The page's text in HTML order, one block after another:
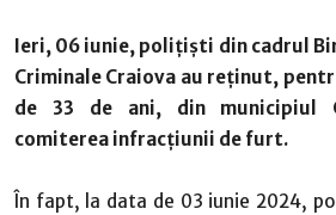
Ieri, 06 iunie, polițiști din cadrul
Criminale Craiova au reținut,
de 33 de ani, din municipiul
comiterea infracţiunii de furt.
În fapt, la data de 03 iunie 2024,